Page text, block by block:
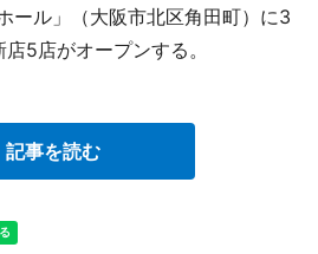
ール」（大阪市北区角田町）に3
5店がオープンする。
記事を読む